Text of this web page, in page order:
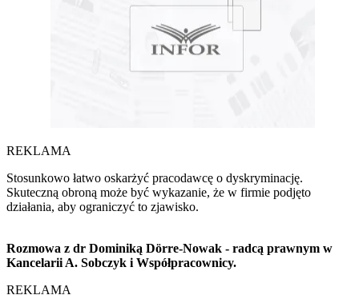
REKLAMA
Stosunkowo łatwo oskarżyć pracodawcę o dyskryminację.
Skuteczną obroną może być wykazanie, że w firmie podjęto
działania, aby ograniczyć to zjawisko.
Rozmowa z dr Dominiką Dörre-Nowak - radcą prawnym w
Kancelarii A. Sobczyk i Współpracownicy.
REKLAMA